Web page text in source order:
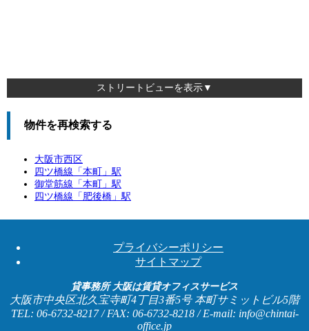
ストリートビューを表示▼
物件を再検索する
大阪市西区
四ツ橋線「 本町
」駅
御堂筋線「 本町
」駅
四ツ橋線「 肥後橋 」駅
プライバシーポリシー
サイトマップ
貸事務所 大阪は賃貸オフィスサービス
大阪市中央区北久宝寺町4丁目3番5号 本町サミットビル5階
TEL: 06-6732-8217 / FAX: 06-6732-8218 / E-mail: info@chintai-
office.jp